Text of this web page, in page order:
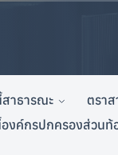
าธารณะ ตรา
งค์กรปกครองส่วนท้